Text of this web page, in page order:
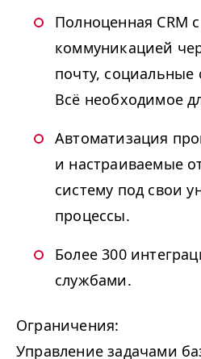
Полноценная CRM
коммуникацией
почту,
Всё необходимое
Автоматизация
и настраиваемые
систему под свои
процессы.
Более 300
службами.
Ограничения:
Управление задачами